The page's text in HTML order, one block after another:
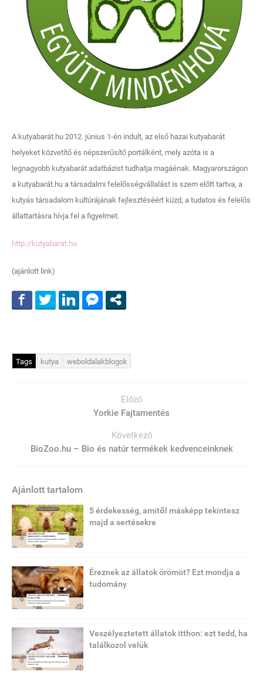
A kutyabarát.hu 2012. június 1-én indult, az első hazai kutyabarát
helyeket közvetítő és népszerűsítő portálként, mely azóta is a
legnagyobb kutyabarát adatbázist tudhatja magáénak. Magyarországon
a kutyabarát.hu a társadalmi felelősségvállalást is szem előtt tartva, a
kutyás társadalom kultúrájának fejlesztéséért küzd, a tudatos és felelős
állattartásra hívja fel a figyelmet.
http://kutyabarat.hu
(ajánlott link)
Tags kutya weboldalakblogok
Előző
Yorkie Fajtamentés
Következő
BioZoo.hu – Bio és natúr termékek kedvenceinknek
Ajánlott tartalom
5 érdekesség, amitől másképp tekintesz
majd a sertésekre
Éreznek az állatok örömöt? Ezt mondja a
tudomány
Veszélyeztetett állatok itthon: ezt tedd, ha
találkozol velük